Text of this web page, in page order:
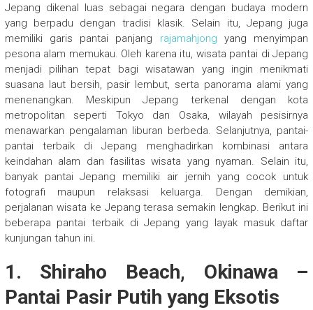
Jepang dikenal luas sebagai negara dengan budaya modern
yang berpadu dengan tradisi klasik. Selain itu, Jepang juga
memiliki garis pantai panjang rajamahjong yang menyimpan
pesona alam memukau. Oleh karena itu, wisata pantai di Jepang
menjadi pilihan tepat bagi wisatawan yang ingin menikmati
suasana laut bersih, pasir lembut, serta panorama alami yang
menenangkan. Meskipun Jepang terkenal dengan kota
metropolitan seperti Tokyo dan Osaka, wilayah pesisirnya
menawarkan pengalaman liburan berbeda. Selanjutnya, pantai-
pantai terbaik di Jepang menghadirkan kombinasi antara
keindahan alam dan fasilitas wisata yang nyaman. Selain itu,
banyak pantai Jepang memiliki air jernih yang cocok untuk
fotografi maupun relaksasi keluarga. Dengan demikian,
perjalanan wisata ke Jepang terasa semakin lengkap. Berikut ini
beberapa pantai terbaik di Jepang yang layak masuk daftar
kunjungan tahun ini.
1. Shiraho Beach, Okinawa –
Pantai Pasir Putih yang Eksotis